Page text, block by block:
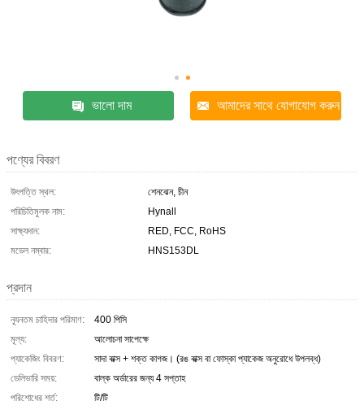
ভালো দাম আমাদের সাথে যোগাযোগ করুন
পণ্যের বিবরণ
উৎপত্তি স্থল:
শেনঝেন, চীন
পরিচিতিমুলক নাম:
Hynall
সাক্ষ্যদান:
RED, FCC, RoHS
মডেল নম্বার:
HNS153DL
প্রদান
ন্যূনতম চাহিদার পরিমাণ:
400 পিসি
মূল্য:
আলোচনা সাপেক্ষে
প্যাকেজিং বিবরণ:
সাদা বাক্স + শক্ত কাগজ। (রঙ বাক্স বা ফোস্কা প্যাকেজ অনুরোধে উপলব্ধ)
ডেলিভারি সময়:
বাল্ক অর্ডারের জন্য 4 সপ্তাহ
পরিশোধের শর্ত:
টি/টি